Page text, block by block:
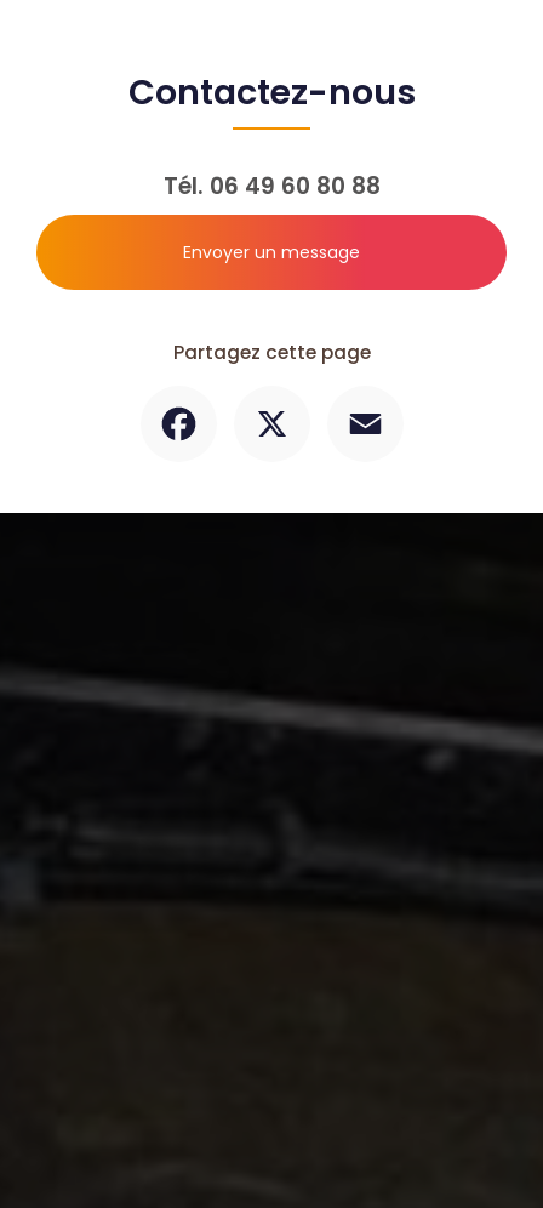
Contactez-nous
Tél. 06 49 60 80 88
Envoyer un message
Partagez cette page